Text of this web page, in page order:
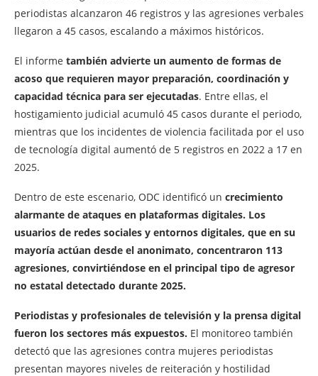
periodistas alcanzaron 46 registros y las agresiones verbales
llegaron a 45 casos, escalando a máximos históricos.
El informe también advierte un aumento de formas de
acoso que requieren mayor preparación, coordinación y
capacidad técnica para ser ejecutadas. Entre ellas, el
hostigamiento judicial acumuló 45 casos durante el periodo,
mientras que los incidentes de violencia facilitada por el uso
de tecnología digital aumentó de 5 registros en 2022 a 17 en
2025.
Dentro de este escenario, ODC identificó un crecimiento
alarmante de ataques en plataformas digitales. Los
usuarios de redes sociales y entornos digitales, que en su
mayoría actúan desde el anonimato, concentraron 113
agresiones, convirtiéndose en el principal tipo de agresor
no estatal detectado durante 2025.
Periodistas y profesionales de televisión y la prensa digital
fueron los sectores más expuestos. El monitoreo también
detectó que las agresiones contra mujeres periodistas
presentan mayores niveles de reiteración y hostilidad